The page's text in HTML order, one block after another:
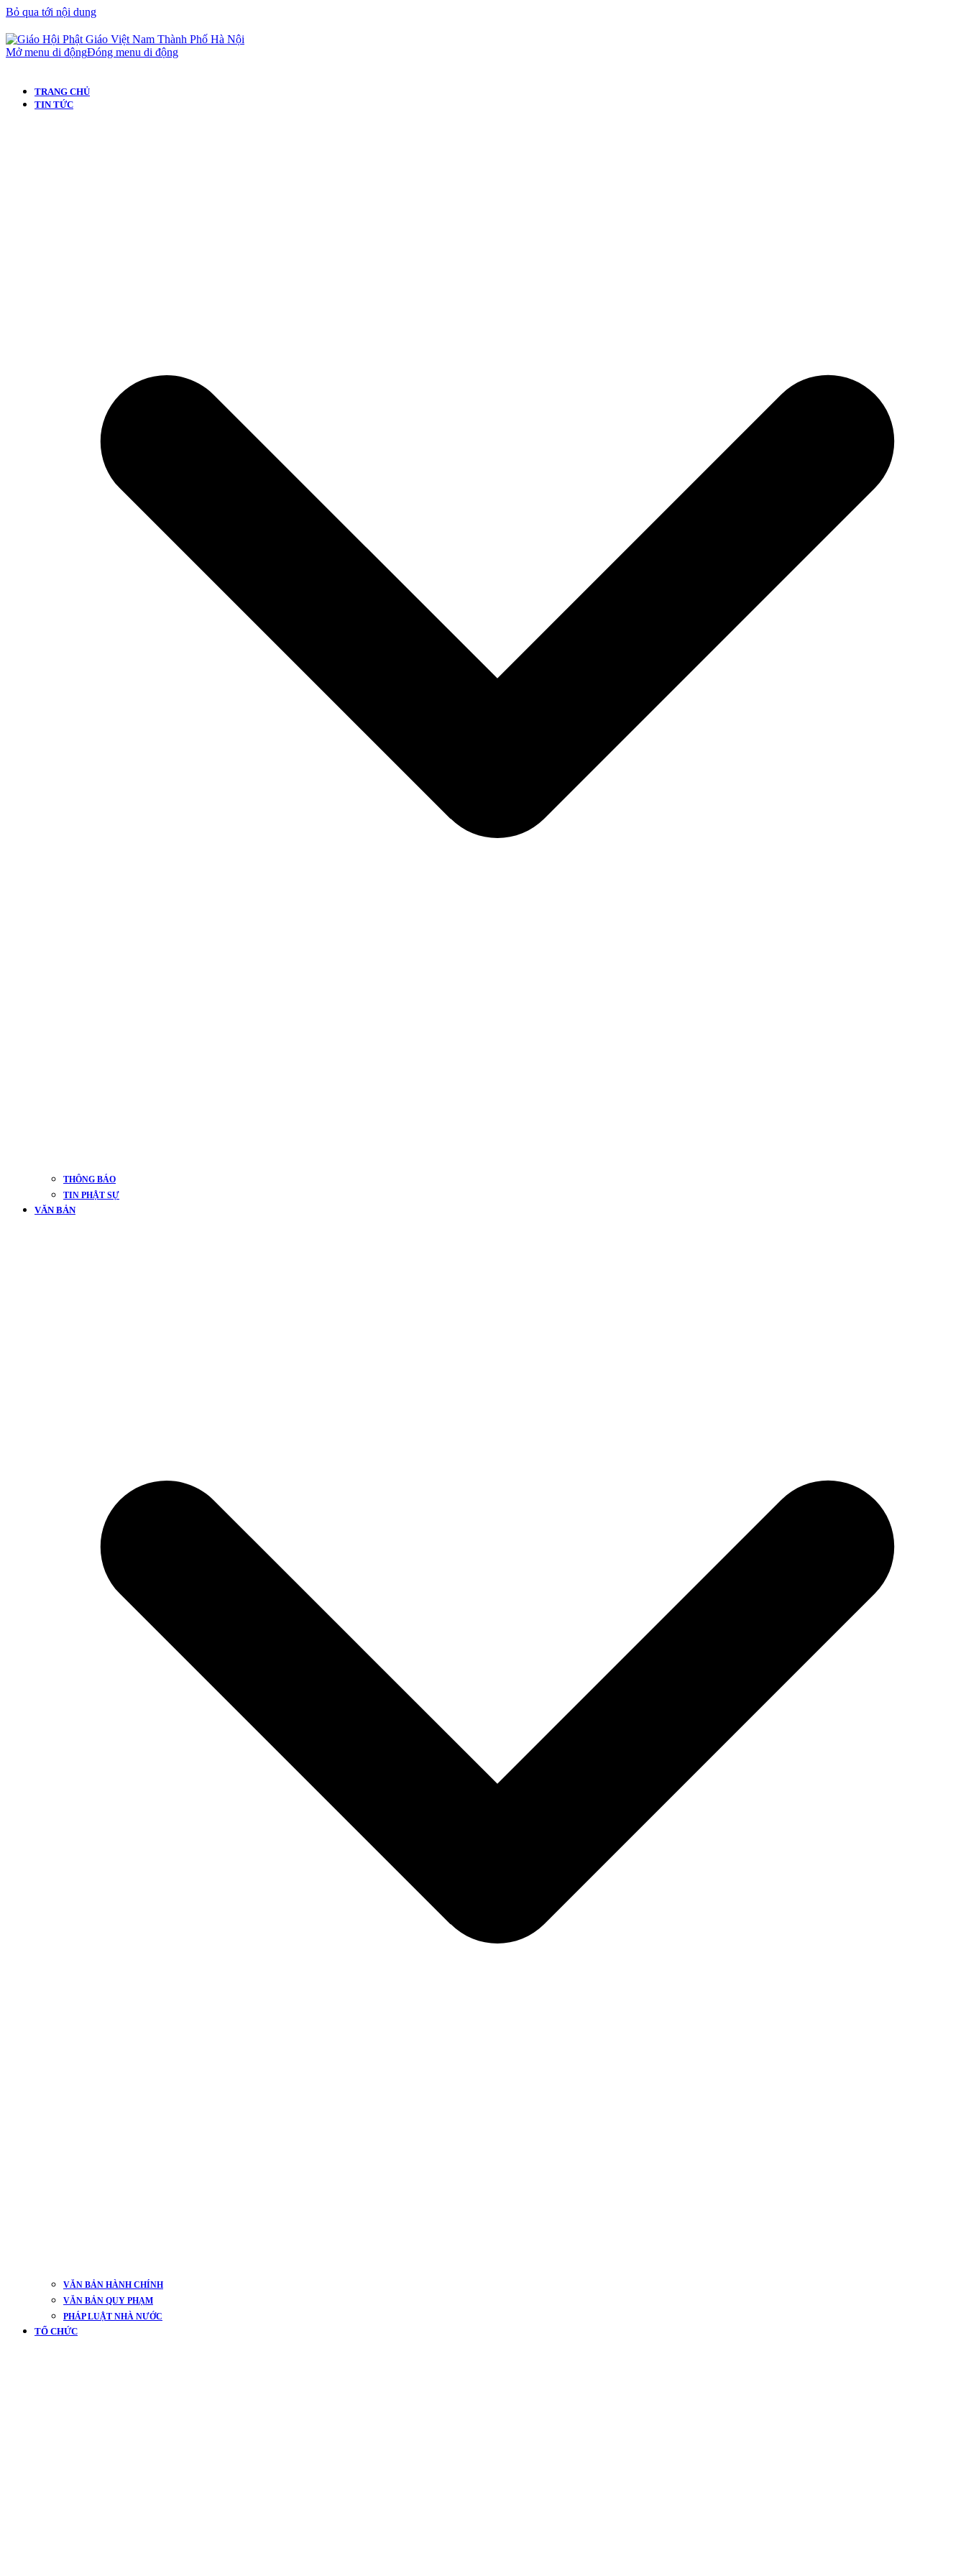
Bỏ qua tới nội dung
Mở menu di độngĐóng menu di động
TRANG CHỦ
TIN TỨC
THÔNG BÁO
TIN PHẬT SỰ
VĂN BẢN
VĂN BẢN HÀNH CHÍNH
VĂN BẢN QUY PHẠM
PHÁP LUẬT NHÀ NƯỚC
TỔ CHỨC